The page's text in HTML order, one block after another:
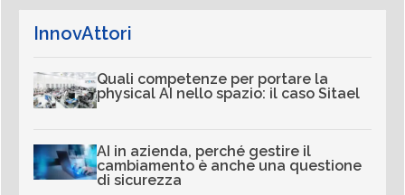
InnovAttori
Quali competenze per portare la
physical AI nello spazio: il caso Sitael
AI in azienda, perché gestire il
cambiamento è anche una questione
di sicurezza